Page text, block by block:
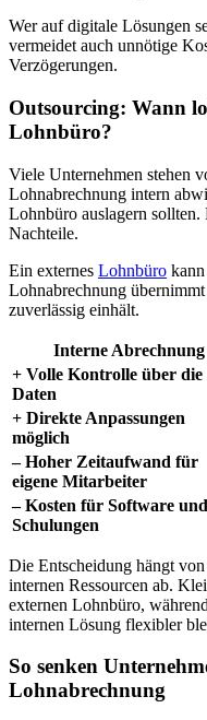
Wer auf digitale Lösungen
vermeidet auch unnötige
Verzögerungen.
Outsourcing: Wann
Lohnbüro?
Viele Unternehmen stehen
Lohnabrechnung intern
Lohnbüro auslagern
Nachteile.
Ein externes Lohnbüro
Lohnabrechnung
zuverlässig einhält.
Interne Abrechnung
+ Volle Kontrolle über die
Daten
+ Direkte Anpassungen
möglich
– Hoher Zeitaufwand für
eigene Mitarbeiter
– Kosten für Software und
Schulungen
Die Entscheidung hängt
internen Ressourcen ab.
externen Lohnbüro,
internen Lösung flexibler
So senken
Lohnabrechnung